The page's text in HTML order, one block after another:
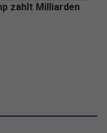
zahlt Milliarden